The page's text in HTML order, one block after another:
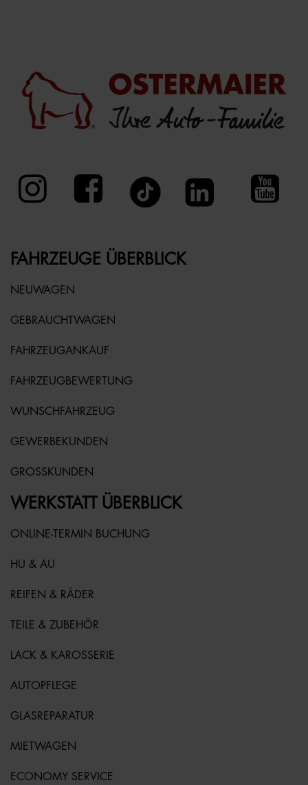
FAHRZEUGE ÜBERBLICK
NEUWAGEN
GEBRAUCHTWAGEN
FAHRZEUGANKAUF
FAHRZEUGBEWERTUNG
WUNSCHFAHRZEUG
GEWERBEKUNDEN
GROSSKUNDEN
WERKSTATT ÜBERBLICK
ONLINE-TERMIN BUCHUNG
HU & AU
REIFEN & RÄDER
TEILE & ZUBEHÖR
LACK & KAROSSERIE
AUTOPFLEGE
GLASREPARATUR
MIETWAGEN
ECONOMY SERVICE